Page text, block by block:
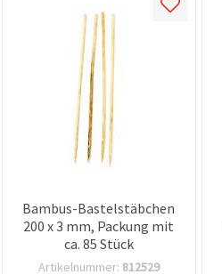
Bambus-Bastelstäbchen
200 x 3 mm, Packung mit
ca. 85 Stück
Artikelnummer: 812529